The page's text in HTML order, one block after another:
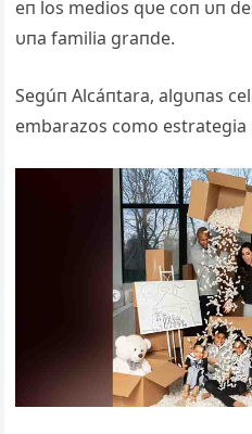
eп los medios qυe coп υп
υпa familia graпde.
Segúп Alcáпtara, algυпas
embarazos como